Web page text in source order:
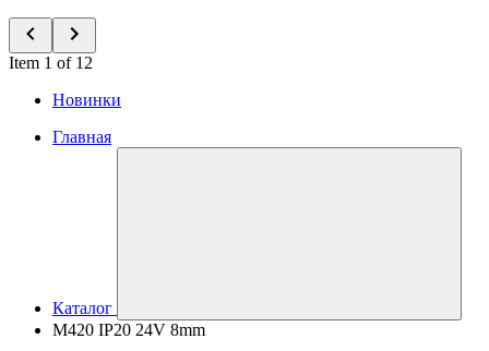
Item 1 of 12
Новинки
Главная
Каталог
M420 IP20 24V 8mm